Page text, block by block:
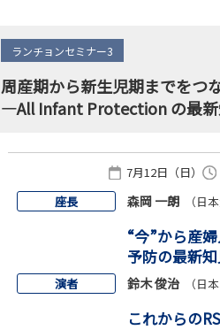
ランチョンセミナー3
周産期から新生児期までをつ
―All Infant Protection の最
7月12日（日）
座長
森岡 一朗 （日
“今”から産
予防の最新
演者 鈴木 俊治 （日
これからの